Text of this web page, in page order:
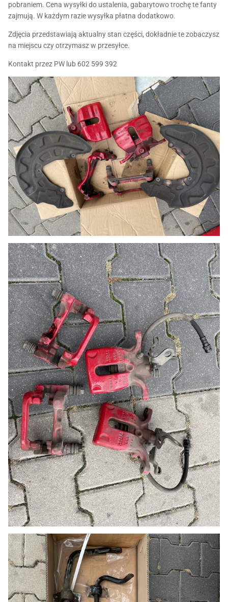
pobraniem. Cena wysyłki do ustalenia, gabarytowo trochę te fanty
zajmują. W każdym razie wysyłka płatna dodatkowo.
Zdjęcia przedstawiają aktualny stan części, dokładnie te zobaczysz
na miejscu czy otrzymasz w przesyłce.
Kontakt przez PW lub 602 599 392